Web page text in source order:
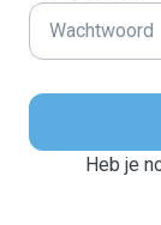
Heb je